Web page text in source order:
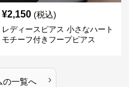
¥2,150 (税込)
レディースピアス 小さなハート
モチーフ付きフープピアス
の一覧へ ›